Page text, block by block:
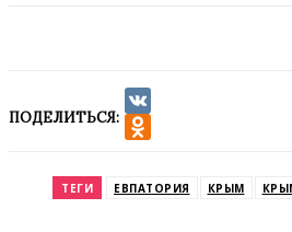
ПОДЕЛИТЬСЯ:
VK
ТЕГИ ЕВПАТОРИЯ КРЫМ